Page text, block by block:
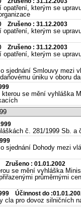
kterým se
Zrušeno : 31.12.2003
kterým se
Zrušeno : 31.12.2003
kterým se
sjednání Smlouvy mezi
úniku v oboru
se mění vyhláška
č. 281/1999 Sb. a
sjednání Dohody mezi
Zrušeno : 01.01.2002
se mění vyhláška
průměrnými
Účinnost do
cla pro dovoz silničních